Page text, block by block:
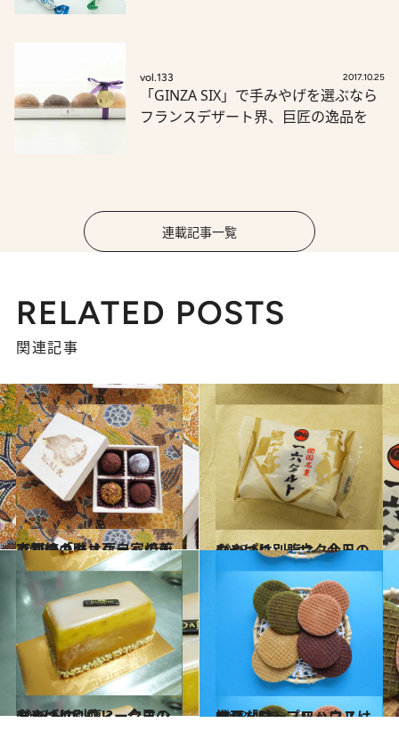
vol.133 2017.10.25
「GINZA SIX」で手みやげを選ぶなら
フランスデザート界、巨匠の逸品を
連載記事一覧
RELATED POSTS
関連記事
2013.6.9
京都の「ダリケー」のチョコはカカオ豆自家焙煎で別格の味
グルメ 2013.6.4
やっぱり別腹!? 今日のおやつは…一六タルト
グルメ
2013.5.28
やっぱり別腹!? 今日のおやつは…ウィークエンド シトロン
グルメ 2013.4.28
神戸「ワーフルハウス」のストロープワッフルは幸せな味
グルメ